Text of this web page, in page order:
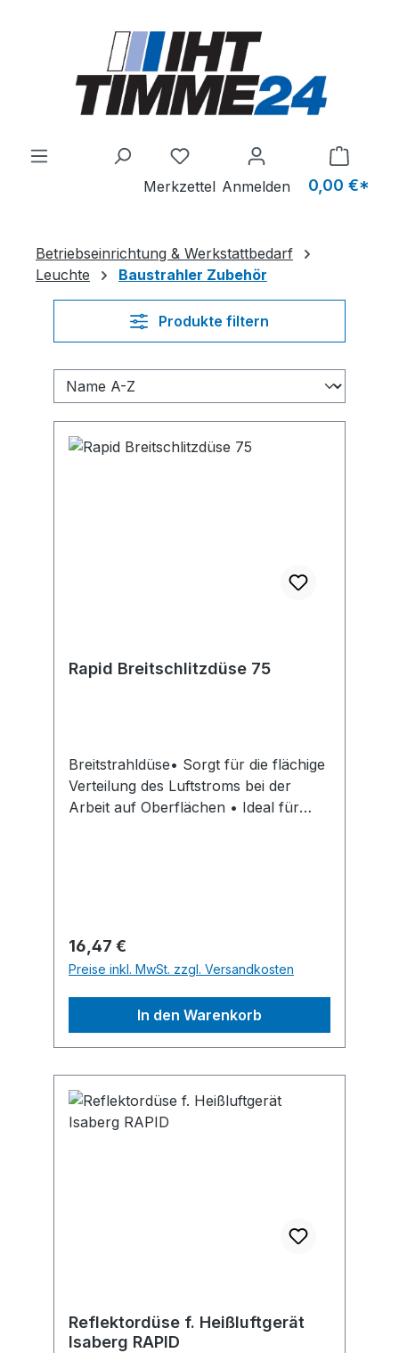
Du hast 0 Produkte auf dem
Merkzettel Anmelden 0,00 €*
Betriebseinrichtung & Werkstattbedarf
Leuchte
Baustrahler Zubehör
Produkte filtern
Rapid Breitschlitzdüse 75
Breitstrahldüse• Sorgt für die flächige
Verteilung des Luftstroms bei der
Arbeit auf Oberflächen • Ideal für
Rapid AB, An der Strusbek 60-62,
22926 Ahrensburg, DE, +49
4102/47970, rapid.office@de.isaberg-
rapid.com
Regulärer Preis:
16,47 €
Preise inkl. MwSt. zzgl. Versandkosten
In den Warenkorb
Reflektordüse f. Heißluftgerät
Isaberg RAPID